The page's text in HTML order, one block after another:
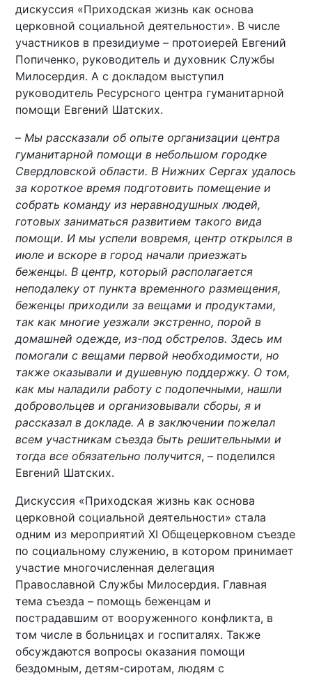
дискуссия «Приходская жизнь как основа
церковной социальной деятельности». В числе
участников в президиуме – протоиерей Евгений
Попиченко, руководитель и духовник Службы
Милосердия. А с докладом выступил
руководитель Ресурсного центра гуманитарной
помощи Евгений Шатских.
– Мы рассказали об опыте организации центра
гуманитарной помощи в небольшом городке
Свердловской области. В Нижних Сергах удалось
за короткое время подготовить помещение и
собрать команду из неравнодушных людей,
готовых заниматься развитием такого вида
помощи. И мы успели вовремя, центр открылся в
июле и вскоре в город начали приезжать
беженцы. В центр, который располагается
неподалеку от пункта временного размещения,
беженцы приходили за вещами и продуктами,
так как многие уезжали экстренно, порой в
домашней одежде, из-под обстрелов. Здесь им
помогали с вещами первой необходимости, но
также оказывали и душевную поддержку. О том,
как мы наладили работу с подопечными, нашли
добровольцев и организовывали сборы, я и
рассказал в докладе. А в заключении пожелал
всем участникам съезда быть решительными и
тогда все обязательно получится, – поделился
Евгений Шатских.
Дискуссия «Приходская жизнь как основа
церковной социальной деятельности» стала
одним из мероприятий XI Общецерковном съезде
по социальному служению, в котором принимает
участие многочисленная делегация
Православной Службы Милосердия. Главная
тема съезда – помощь беженцам и
пострадавшим от вооруженного конфликта, в
том числе в больницах и госпиталях. Также
обсуждаются вопросы оказания помощи
бездомным, детям-сиротам, людям с